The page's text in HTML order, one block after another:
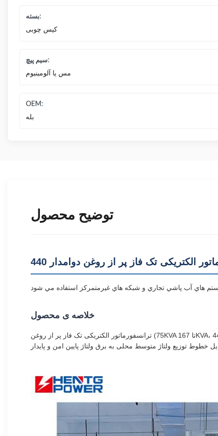
بسته:
کیس چوبی
سیم پیچ:
مس یا آلومینیوم
OEM:
بله
توضیح محصول
خلاصه ی محصول
ترانسفورماتور الکتریکی تک فاز پر از روغن (75KVA تا 167KVA، 440V / 415V / 380V / 220V) مطابق با استانداردهای بین المللی ANSI و IEC ساخته شده است.این ترانسفورماتور استوانه ای در فضای باز به